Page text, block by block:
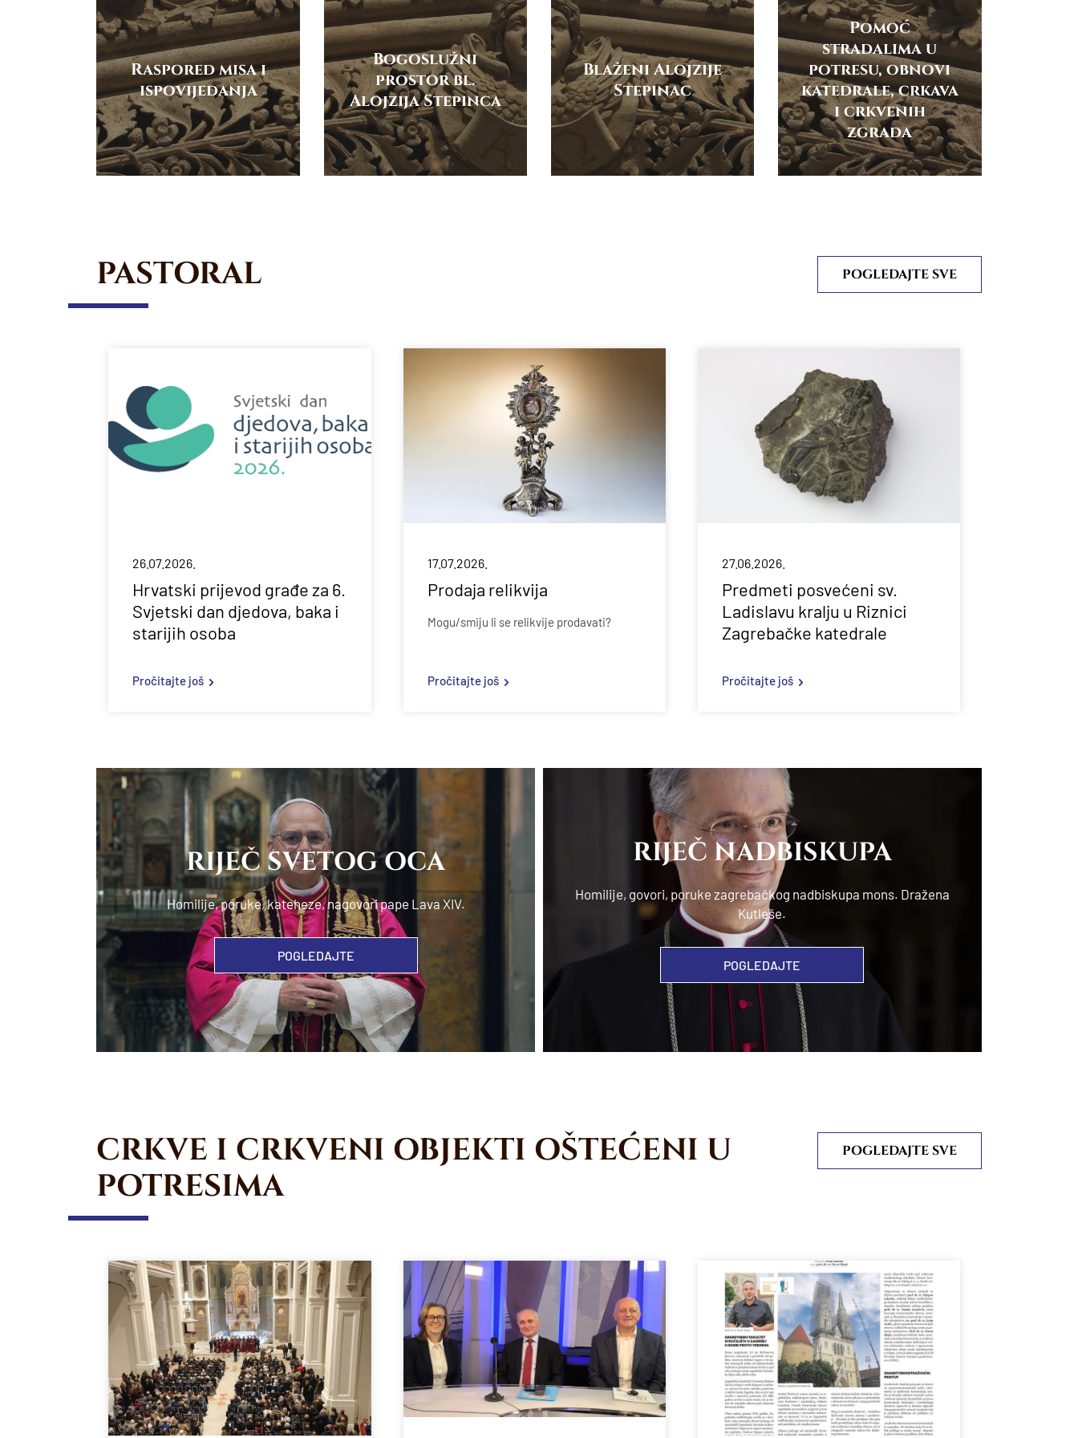
Raspored misa i
ispovijedanja
Bogoslužni
prostor bl.
Alojzija Stepinca
Blaženi Alojzije
Stepinac
Pomoć
stradalima u
potresu, obnovi
katedrale, crkava
i crkvenih
zgrada
PASTORAL POGLEDAJTE SVE
26.07.2026.
Hrvatski prijevod građe za 6.
Svjetski dan djedova, baka i
starijih osoba
Pročitajte još
17.07.2026.
Prodaja relikvija
Mogu/smiju li se relikvije prodavati?
Pročitajte još
27.06.2026.
Predmeti posvećeni sv.
Ladislavu kralju u Riznici
Zagrebačke katedrale
Pročitajte još
RIJEČ SVETOG OCA
Homilije, poruke, kateheze, nagovori pape Lava XIV.
POGLEDAJTE
RIJEČ NADBISKUPA
Homilije, govori, poruke zagrebačkog nadbiskupa mons. Dražena
Kutleše.
POGLEDAJTE
CRKVE I CRKVENI OBJEKTI OŠTEĆENI U
POTRESIMA
POGLEDAJTE SVE